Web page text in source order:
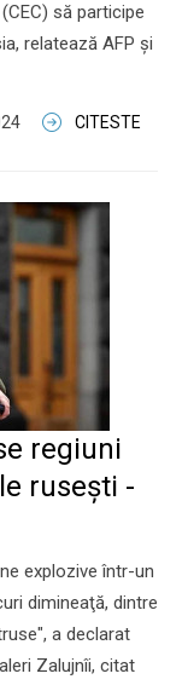
să participe
relatează AFP şi
CITESTE
regiuni
ruseşti -
explozive într-un
dimineaţă, dintre
a declarat
Zalujnîi, citat